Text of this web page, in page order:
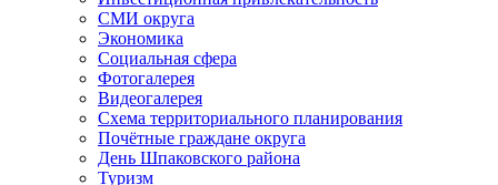
СМИ округа
Экономика
Социальная сфера
Фотогалерея
Видеогалерея
Схема территориального планирования
Почётные граждане округа
День Шпаковского района
Туризм